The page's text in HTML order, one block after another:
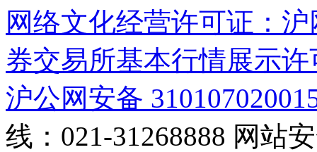
网络文化经营许可证：
券交易所基本行情展示许
沪公网安备
线：021-31268888 网站